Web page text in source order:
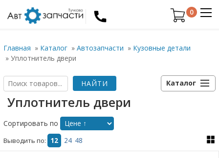
0
Главная » Каталог »Автозапчасти » Кузовные детали
»Уплотнитель двери
Каталог
Уплотнитель двери
Сортировать по
Выводить по:
12 24 48